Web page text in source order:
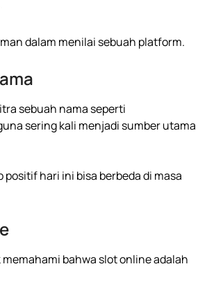
dalam menilai sebuah platform.
sebuah nama seperti
sering kali menjadi sumber utama
hari ini bisa berbeda di masa
bahwa slot online adalah